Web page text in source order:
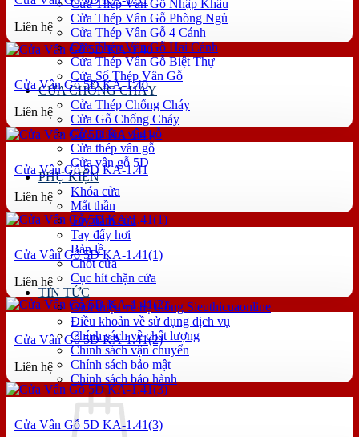
Cửa Thép Vân Gỗ Nhập Khẩu
Cửa Thép Vân Gỗ Phòng Ngủ
Cửa Thép Vân Gỗ 4 Cánh
Cửa Thép Vân Gỗ Hai Cánh
Cửa Thép Vân Gỗ Biệt Thự
Cửa Sổ Thép Vân Gỗ
CỬA CHỐNG CHÁY
Cửa Thép Chống Cháy
Cửa Gỗ Chống Cháy
Cửa nhôm vân gỗ
Cửa thép vân gỗ
Cửa vân gỗ 5D
PHỤ KIỆN
Khóa cửa
Mắt thần
Tay nắm cửa
Tay đẩy hơi
Bản lề
Chốt cửa
Cục hít chặn cửa
TIN TỨC
Giới thiệu về hệ thống Sieuthicuaonline
Điều khoản về sử dụng dịch vụ
Chính sách về chất lượng
Chính sách vận chuyển
Chính sách bảo mật
Chính sách bảo hành
Liên hệ
Cửa Vân Gỗ 5D KA-1.40
Liên hệ
Cửa Vân Gỗ 5D KA-1.41
Liên hệ
Cửa Vân Gỗ 5D KA-1.41(1)
Liên hệ
Cửa Vân Gỗ 5D KA-1.41(2)
Liên hệ
Cửa Vân Gỗ 5D KA-1.41(3)